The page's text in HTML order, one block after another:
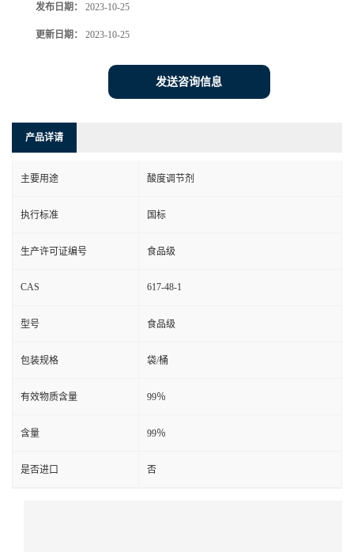
发布日期： 2023-10-25
更新日期： 2023-10-25
发送咨询信息
产品详请
主要用途 酸度调节剂
执行标准 国标
生产许可证编号 食品级
CAS 617-48-1
型号 食品级
包装规格 袋/桶
有效物质含量 99％
含量 99％
是否进口 否